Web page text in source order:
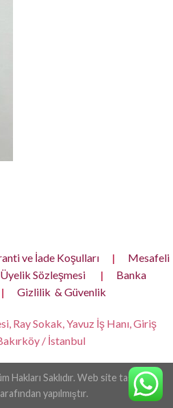
ve İade Koşulları |
Mesafeli
Üyelik Sözleşmesi |
Banka
| Gizlilik & Güvenlik
Ray Sokak, Yavuz İş Hanı, Giriş
/ İstanbul
Hakları Saklıdır. Web site tasarımı
yapılmıştır.